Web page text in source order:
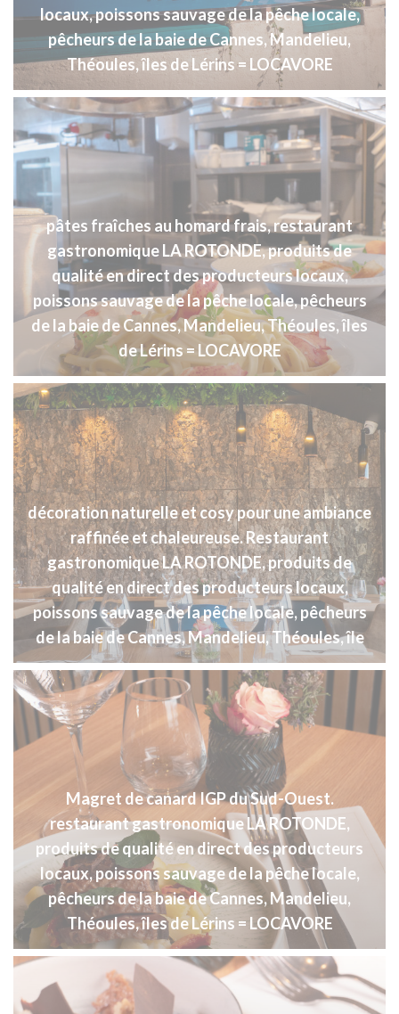
locaux, poissons sauvage de la pêche locale,
pêcheurs de la baie de Cannes, Mandelieu,
Théoules, îles de Lérins = LOCAVORE
pâtes fraîches au homard frais, restaurant
gastronomique LA ROTONDE, produits de
qualité en direct des producteurs locaux,
poissons sauvage de la pêche locale, pêcheurs
de la baie de Cannes, Mandelieu, Théoules, îles
de Lérins = LOCAVORE
décoration naturelle et cosy pour une ambiance
raffinée et chaleureuse. Restaurant
gastronomique LA ROTONDE, produits de
qualité en direct des producteurs locaux,
poissons sauvage de la pêche locale, pêcheurs
de la baie de Cannes, Mandelieu, Théoules, île
Magret de canard IGP du Sud-Ouest.
restaurant gastronomique LA ROTONDE,
produits de qualité en direct des producteurs
locaux, poissons sauvage de la pêche locale,
pêcheurs de la baie de Cannes, Mandelieu,
Théoules, îles de Lérins = LOCAVORE